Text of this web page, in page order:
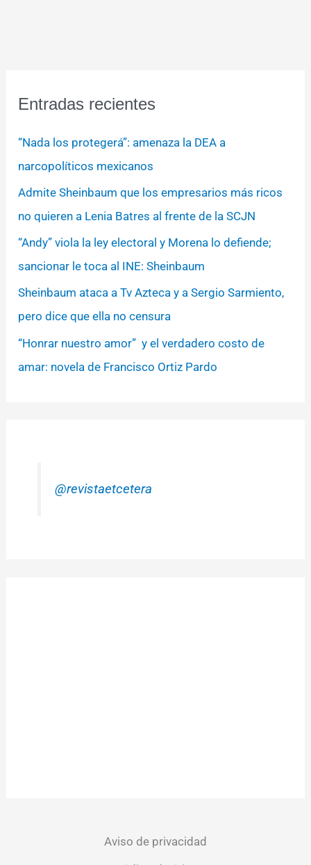
Entradas recientes
“Nada los protegerá”: amenaza la DEA a
narcopolíticos mexicanos
Admite Sheinbaum que los empresarios más ricos
no quieren a Lenia Batres al frente de la SCJN
“Andy” viola la ley electoral y Morena lo defiende;
sancionar le toca al INE: Sheinbaum
Sheinbaum ataca a Tv Azteca y a Sergio Sarmiento,
pero dice que ella no censura
“Honrar nuestro amor” y el verdadero costo de
amar: novela de Francisco Ortiz Pardo
@revistaetcetera
Aviso de privacidad